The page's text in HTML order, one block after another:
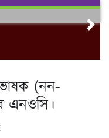
(নন-
এনওসি।